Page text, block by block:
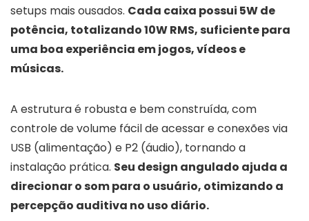
setups mais ousados. Cada caixa possui 5W de
potência, totalizando 10W RMS, suficiente para
uma boa experiência em jogos, vídeos e
músicas.
A estrutura é robusta e bem construída, com
controle de volume fácil de acessar e conexões via
USB (alimentação) e P2 (áudio), tornando a
instalação prática. Seu design angulado ajuda a
direcionar o som para o usuário, otimizando a
percepção auditiva no uso diário.